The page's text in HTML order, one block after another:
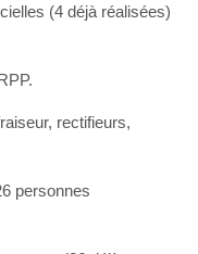
(4 déjà réalisées)
rectifieurs,
personnes